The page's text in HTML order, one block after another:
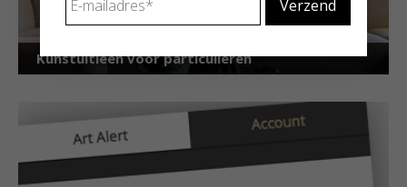
Kunstuitleen voor particulieren
mailadres *